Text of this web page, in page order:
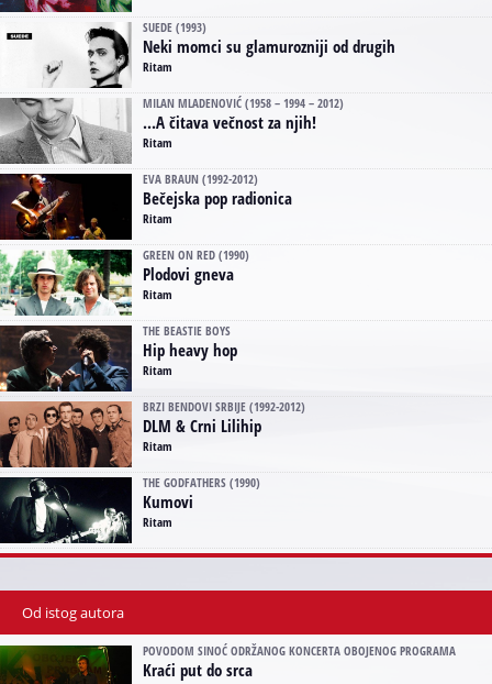
SUEDE (1993)
Neki momci su glamurozniji od drugih
Ritam
MILAN MLADENOVIĆ (1958 – 1994 – 2012)
...A čitava večnost za njih!
Ritam
EVA BRAUN (1992-2012)
Bečejska pop radionica
Ritam
GREEN ON RED (1990)
Plodovi gneva
Ritam
THE BEASTIE BOYS
Hip heavy hop
Ritam
BRZI BENDOVI SRBIJE (1992-2012)
DLM & Crni Lilihip
Ritam
THE GODFATHERS (1990)
Kumovi
Ritam
Od istog autora
POVODOM SINOĆ ODRŽANOG KONCERTA OBOJENOG PROGRAMA
Kraći put do srca